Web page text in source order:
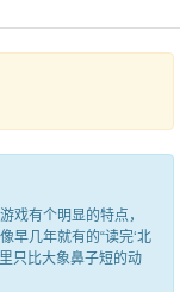
有个明显的特点，
早几年就有的“读完‘北
只比大象鼻子短的动